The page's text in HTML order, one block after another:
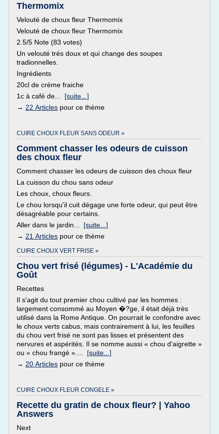
Thermomix
Velouté de choux fleur Thermomix
Velouté de choux fleur Thermomix
2.5/5 Note (83 votes)
Un velouté trés doux et qui change des soupes
tradionnelles.
Ingrédients
20cl de créme fraiche
1c à café de... [suite...]
→ 22 Articles pour ce thème
CUIRE CHOUX FLEUR SANS ODEUR »
Comment chasser les odeurs de cuisson
des choux fleur
Comment chasser les odeurs de cuisson des choux fleur
La cuisson du chou sans odeur
Les choux, choux fleurs.
Le chou lorsqu'il cuit dégage une forte odeur, qui peut être
désagréable pour certains.
Aller dans le jardin... [suite...]
→ 21 Articles pour ce thème
CUIRE CHOUX VERT FRISE »
Chou vert frisé (légumes) - L'Académie du
Goût
Recettes
Il s'agit du tout premier chou cultivé par les hommes :
largement consommé au Moyen �?ge, il était déjà très
utilisé dans la Rome Antique. On pourrait le confondre avec
le choux verts cabus, mais contrairement à lui, les feuilles
du chou vert frisé ne sont pas lisses et présentent des
nervures et aspérités. Il se nomme aussi « chou d'aigrette »
ou « chou frangé ».... [suite...]
→ 20 Articles pour ce thème
CUIRE CHOUX FLEUR CONGELE »
Recette du gratin de choux fleur? | Yahoo
Answers
Next